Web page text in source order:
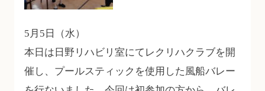
5月5日（水）
本日は日野リハビリ室にてレクリハクラブを開
催し、プールスティックを使用した風船バレー